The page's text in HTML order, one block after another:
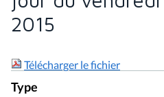
2015
Télécharger le fichier
Type